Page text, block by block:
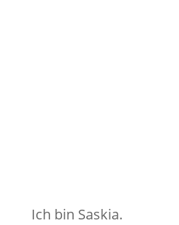
Ich bin Saskia.